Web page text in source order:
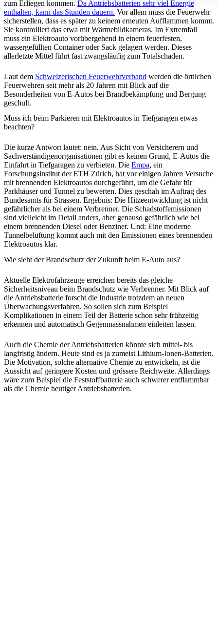
zum Erliegen kommen. Da Antriebsbatterien sehr viel Energie
enthalten, kann das Stunden dauern. Vor allem muss die Feuerwehr
sicherstellen, dass es später zu keinem erneuten Aufflammen kommt.
Sie kontrolliert das etwa mit Wärmebildkameras. Im Extremfall
muss ein Elektroauto vorübergehend in einem feuerfesten,
wassergefüllten Container oder Sack gelagert werden. Dieses
allerletzte Mittel führt fast zwangsläufig zum Totalschaden.
Laut dem Schweizerischen Feuerwehrverband werden die örtlichen
Feuerwehren seit mehr als 20 Jahren mit Blick auf die
Besonderheiten von E-Autos bei Brandbekämpfung und Bergung
geschult.
Muss ich beim Parkieren mit Elektroautos in Tiefgaragen etwas
beachten?
Die kurze Antwort lautet: nein. Aus Sicht von Versicherern und
Sachverständigenorganisationen gibt es keinen Grund, E-Autos die
Einfahrt in Tiefgaragen zu verbieten. Die Empa, ein
Forschungsinstitut der ETH Zürich, hat vor einigen Jahren Versuche
mit brennenden Elektroautos durchgeführt, um die Gefahr für
Parkhäuser und Tunnel zu bewerten. Dies geschah im Auftrag des
Bundesamts für Strassen. Ergebnis: Die Hitzeentwicklung ist nicht
gefährlicher als bei einem Verbrenner. Die Schadstoffemissionen
sind vielleicht im Detail anders, aber genauso gefährlich wie bei
einem brennenden Diesel oder Benziner. Und: Eine moderne
Tunnelbelüftung kommt auch mit den Emissionen eines brennenden
Elektroautos klar.
Wie sieht der Brandschutz der Zukunft beim E-Auto aus?
Aktuelle Elektrofahrzeuge erreichen bereits das gleiche
Sicherheitsniveau beim Brandschutz wie Verbrenner. Mit Blick auf
die Antriebsbatterie forscht die Industrie trotzdem an neuen
Überwachungsverfahren. So sollen sich zum Beispiel
Komplikationen in einem Teil der Batterie schon sehr frühzeitig
erkennen und automatisch Gegenmassnahmen einleiten lassen.
Auch die Chemie der Antriebsbatterien könnte sich mittel- bis
langfristig ändern. Heute sind es ja zumeist Lithium-Ionen-Batterien.
Die Motivation, solche alternative Chemie zu entwickeln, ist die
Aussicht auf geringere Kosten und grössere Reichweite. Allerdings
wäre zum Beispiel die Feststoffbatterie auch schwerer entflammbar
als die Chemie heutiger Antriebsbatterien.